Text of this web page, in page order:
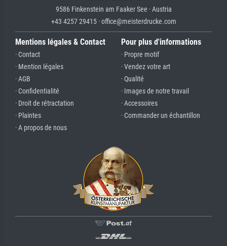
9586 Finkenstein am Faaker See · Austria
+43 4257 29415 · office@meisterdrucke.com
Mentions légales & Contact
· Contact
· Mention légales
· AGB
· Confidentialité
· Droit de rétractation
· Plaintes
· A propos de nous
Pour plus d'informations
· Propre motif
· Vendez votre art
· Qualité
· Images de notre travail
· Accessoires
· Commander un échantillon